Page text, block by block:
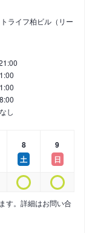
ライフ柏ビル（リー
し
8
土
9
日
す。詳細はお問い合